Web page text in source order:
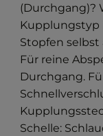
(Durchgang)?
Kupplungstyp
Stopfen
Für reine
Durchgang.
Schelle: